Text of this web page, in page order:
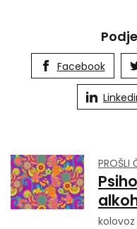
Facebook
PROŠLI
kolovoz